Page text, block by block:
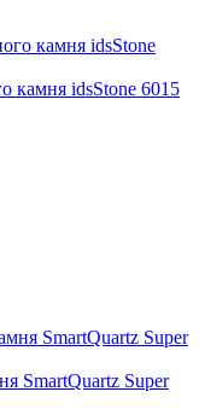
камня idsStone 6015
SmartQuartz Super